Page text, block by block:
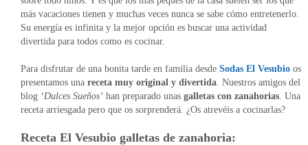
más vacaciones tienen y muchas veces nunca se sabe cómo entretenerlo.
Su energía es infinita y la mejor opción es buscar una actividad
divertida para todos como es cocinar.
Para disfrutar de una bonita tarde en familia desde Sodas El Vesubio os
presentamos una receta muy original y divertida. Nuestros amigos del
blog ‘Dulces Sueños’ han preparado unas galletas con zanahorias. Una
receta arriesgada pero que os sorprenderá. ¿Os atrevéis a cocinarlas?
Receta El Vesubio galletas de zanahoria: